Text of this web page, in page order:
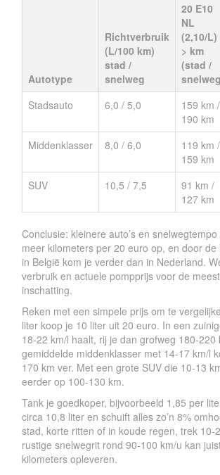
Autotype
Richtverbruik
(L/100 km)
stad /
snelweg
20 E10
NL
(2,10/L)
> km
(stad /
Stadsauto
6,0 / 5,0
159 km /
190 km
Middenklasser
8,0 / 6,0
119 km /
159 km
SUV
10,5 / 7,5
91 km /
127 km
Conclusie: kleinere auto’s en
meer kilometers per 20 euro op, en door
in België kom je verder dan in Nederland.
verbruik en actuele pompprijs voor de
inschatting.
Reken met een simpele prijs om te
liter koop je 10 liter uit 20 euro. In een
18-22 km/l haalt, rij je dan grofweg 180-220
gemiddelde middenklasser met 14-17 km/l
170 km ver. Met een grote SUV die 10-13
eerder op 100-130 km.
Tank je goedkoper, bijvoorbeeld 1,85 per
circa 10,8 liter en schuift alles zo’n 8%
stad, korte ritten of in koude regen, trek 10-
rustige snelwegrit rond 90-100 km/u kan
kilometers opleveren.